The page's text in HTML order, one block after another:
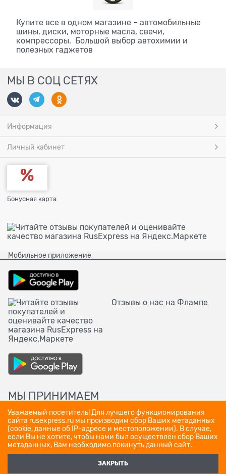
Купите все в одном магазине – автомобильные
шины, диски, моторные масла, свечи,
компрессоры. Большой выбор автохимии и
полезных гаджетов
МЫ В СОЦ СЕТЯХ
Информация
Личный кабинет
Бонусная карта
Мобильное приложение
Отзывы о нас на Флампе
МЫ ПРИНИМАЕМ
Уважаемый посетитель! Для лучшего функционирования
сайта rusexpress.ru мы производим сбор Ваших метаданных
(cookie, данные об IP-адресе и местоположении). В случае,
если Вы не хотите, чтобы нами был осуществлён сбор Ваших
метаданных, Вам необходимо покинуть данный сайт.
ЗАКРЫТЬ